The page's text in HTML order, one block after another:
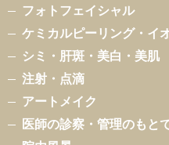
フォトフェイシャル
ケミカルピーリング・イ
シミ・肝斑・美白・美肌
注射・点滴
アートメイク
医師の診察・管理のもと